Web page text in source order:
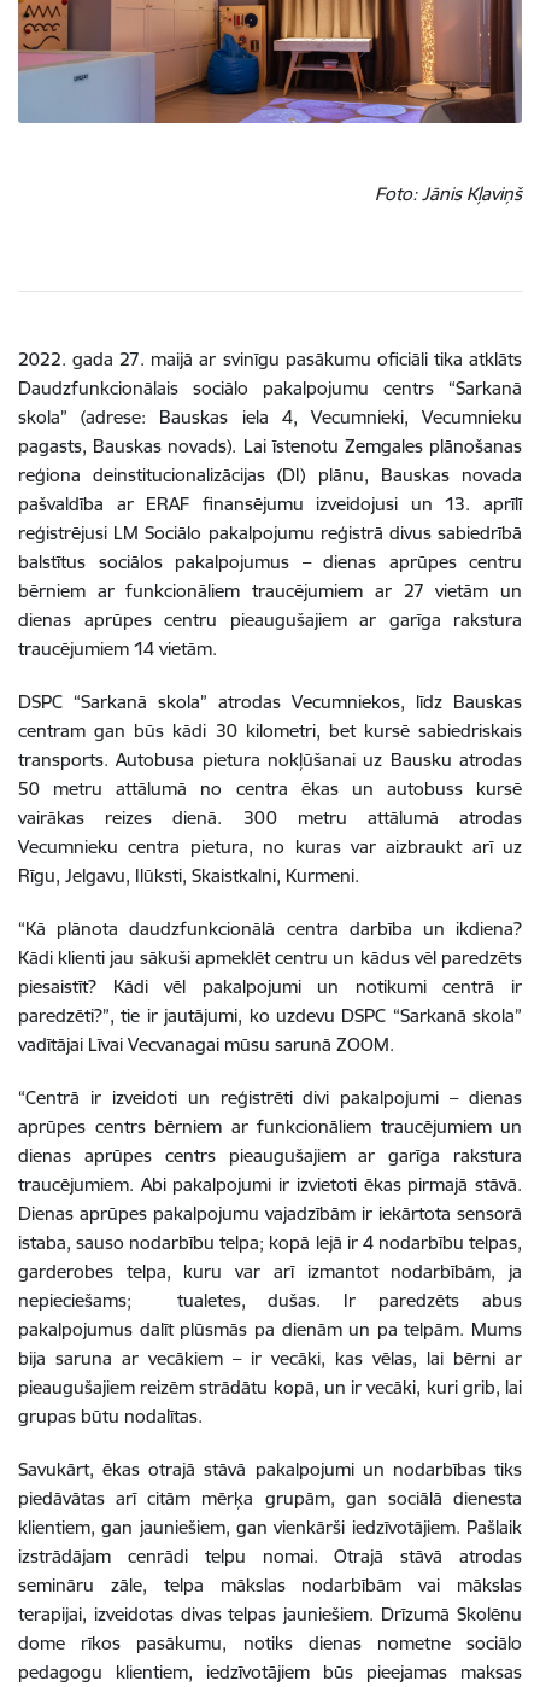
Foto: Jānis Kļaviņš
2022. gada 27. maijā ar svinīgu pasākumu oficiāli tika atklāts
Daudzfunkcionālais sociālo pakalpojumu centrs “Sarkanā
skola” (adrese: Bauskas iela 4, Vecumnieki, Vecumnieku
pagasts, Bauskas novads). Lai īstenotu Zemgales plānošanas
reģiona deinstitucionalizācijas (DI) plānu, Bauskas novada
pašvaldība ar ERAF finansējumu izveidojusi un 13. aprīlī
reģistrējusi LM Sociālo pakalpojumu reģistrā divus sabiedrībā
balstītus sociālos pakalpojumus – dienas aprūpes centru
bērniem ar funkcionāliem traucējumiem ar 27 vietām un
dienas aprūpes centru pieaugušajiem ar garīga rakstura
traucējumiem 14 vietām.
DSPC “Sarkanā skola” atrodas Vecumniekos, līdz Bauskas
centram gan būs kādi 30 kilometri, bet kursē sabiedriskais
transports. Autobusa pietura nokļūšanai uz Bausku atrodas
50 metru attālumā no centra ēkas un autobuss kursē
vairākas reizes dienā. 300 metru attālumā atrodas
Vecumnieku centra pietura, no kuras var aizbraukt arī uz
Rīgu, Jelgavu, Ilūksti, Skaistkalni, Kurmeni.
“Kā plānota daudzfunkcionālā centra darbība un ikdiena?
Kādi klienti jau sākuši apmeklēt centru un kādus vēl paredzēts
piesaistīt? Kādi vēl pakalpojumi un notikumi centrā ir
paredzēti?”, tie ir jautājumi, ko uzdevu DSPC “Sarkanā skola”
vadītājai Līvai Vecvanagai mūsu sarunā ZOOM.
“Centrā ir izveidoti un reģistrēti divi pakalpojumi – dienas
aprūpes centrs bērniem ar funkcionāliem traucējumiem un
dienas aprūpes centrs pieaugušajiem ar garīga rakstura
traucējumiem. Abi pakalpojumi ir izvietoti ēkas pirmajā stāvā.
Dienas aprūpes pakalpojumu vajadzībām ir iekārtota sensorā
istaba, sauso nodarbību telpa; kopā lejā ir 4 nodarbību telpas,
garderobes telpa, kuru var arī izmantot nodarbībām, ja
nepieciešams; tualetes, dušas. Ir paredzēts abus
pakalpojumus dalīt plūsmās pa dienām un pa telpām. Mums
bija saruna ar vecākiem – ir vecāki, kas vēlas, lai bērni ar
pieaugušajiem reizēm strādātu kopā, un ir vecāki, kuri grib, lai
grupas būtu nodalītas.
Savukārt, ēkas otrajā stāvā pakalpojumi un nodarbības tiks
piedāvātas arī citām mērķa grupām, gan sociālā dienesta
klientiem, gan jauniešiem, gan vienkārši iedzīvotājiem. Pašlaik
izstrādājam cenrādi telpu nomai. Otrajā stāvā atrodas
semināru zāle, telpa mākslas nodarbībām vai mākslas
terapijai, izveidotas divas telpas jauniešiem. Drīzumā Skolēnu
dome rīkos pasākumu, notiks dienas nometne sociālo
pedagogu klientiem, iedzīvotājiem būs pieejamas maksas